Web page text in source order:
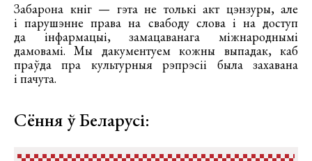
Забарона кніг — гэта не толькі акт цэнзуры, але
і парушэнне права на свабоду слова і на доступ
да інфармацыі, замацаванага міжнароднымі
дамовамі. Мы дакументуем кожны выпадак, каб
праўда пра культурныя рэпрэсіі была захавана
і пачута.
Сёння ў Беларусі: